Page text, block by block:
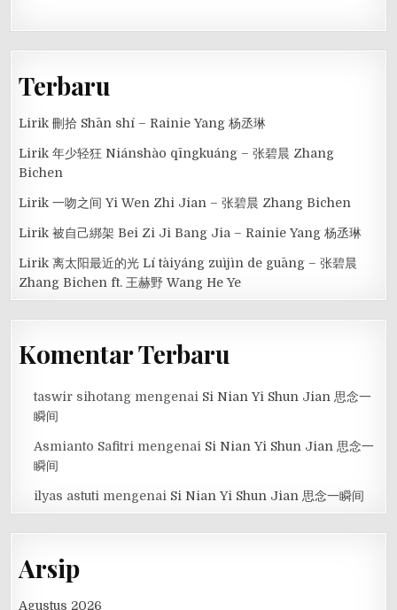
Terbaru
Lirik 刪拾 Shān shí – Rainie Yang 杨丞琳
Lirik 年少轻狂 Niánshào qīngkuáng – 张碧晨 Zhang
Bichen
Lirik 一吻之间 Yi Wen Zhi Jian – 张碧晨 Zhang Bichen
Lirik 被自己綁架 Bei Zi Ji Bang Jia – Rainie Yang 杨丞琳
Lirik 离太阳最近的光 Lí tàiyáng zuìjìn de guāng – 张碧晨
Zhang Bichen ft. 王赫野 Wang He Ye
Komentar Terbaru
taswir sihotang mengenai Si Nian Yi Shun Jian 思念一
瞬间
Asmianto Safitri mengenai Si Nian Yi Shun Jian 思念一
瞬间
ilyas astuti mengenai Si Nian Yi Shun Jian 思念一瞬间
Arsip
Agustus 2026